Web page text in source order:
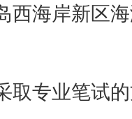
西海岸新区
专业笔试的